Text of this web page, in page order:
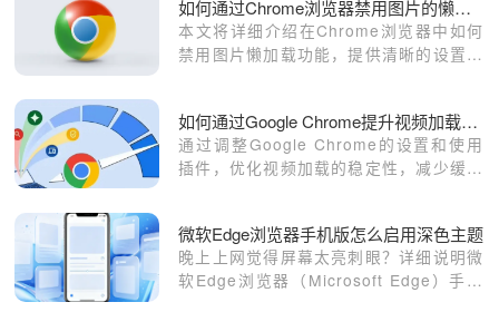
如何通过Chrome浏览器禁用图片的懒加载功能
本文将详细介绍在Chrome浏览器中如何
禁用图片懒加载功能，提供清晰的设置步
如何通过Google Chrome提升视频加载的稳定性
通过调整Google Chrome的设置和使用
插件，优化视频加载的稳定性，减少缓冲
微软Edge浏览器手机版怎么启用深色主题
晚上上网觉得屏幕太亮刺眼？详细说明微
软Edge浏览器（Microsoft Edge）手机